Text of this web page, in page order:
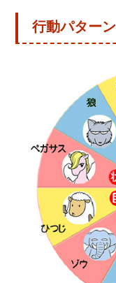
行動パターン